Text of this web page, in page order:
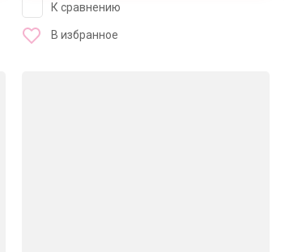
К сравнению
В избранное